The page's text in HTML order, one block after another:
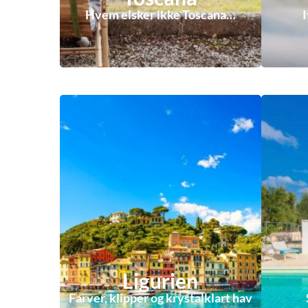
Hvem elsker ikke Toscana…
Ligurien
Farver, klipper og krystalklart hav